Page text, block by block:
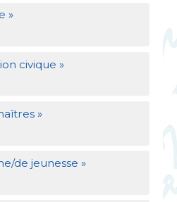
»
civique »
»
de jeunesse »